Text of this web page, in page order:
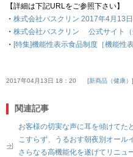
【詳細は下記URLをご参照下さい】
・ 株式会社バスクリン 2017年4月13
・ 株式会社バスクリン 公式サイト（
・ [特集]機能性表示食品制度［機能性
2017年04月13日 18：20 新商品（健康）
関連記事
お客様の切実な声に耳を傾けて
こすらず、うるおす朝夜別オール
さらなる高機能化を遂げてリニュ